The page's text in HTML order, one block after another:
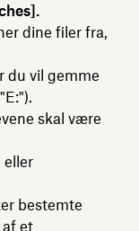
dine filer fra,
du vil gemme
skal være
eller
bestemte
et